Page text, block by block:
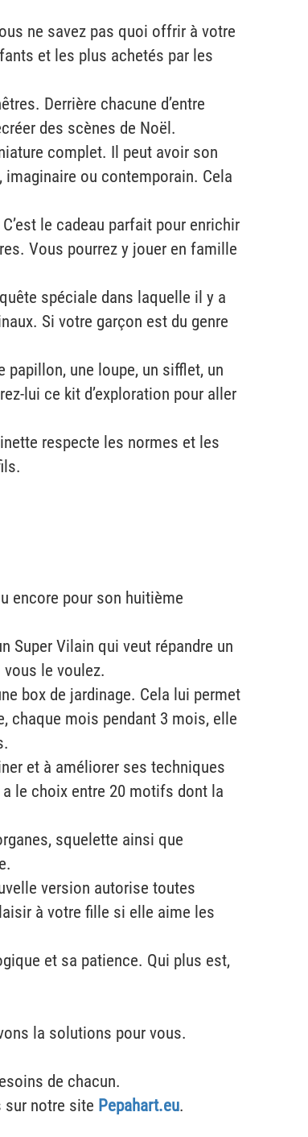
ne savez pas quoi offrir à votre
et les plus achetés par les
Derrière chacune d’entre
des scènes de Noël.
complet. Il peut avoir son
imaginaire ou contemporain. Cela
le cadeau parfait pour enrichir
Vous pourrez y jouer en famille
spéciale dans laquelle il y a
Si votre garçon est du genre
papillon, une loupe, un sifflet, un
lui ce kit d’exploration pour aller
respecte les normes et les
encore pour son huitième
Super Vilain qui veut répandre un
le voulez.
box de jardinage. Cela lui permet
chaque mois pendant 3 mois, elle
et à améliorer ses techniques
le choix entre 20 motifs dont la
squelette ainsi que
version autorise toutes
à votre fille si elle aime les
et sa patience. Qui plus est,
la solutions pour vous.
de chacun.
sur notre site Pepahart.eu.